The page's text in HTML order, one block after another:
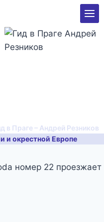
в Праге – Андрей Резников
и окрестной Европе